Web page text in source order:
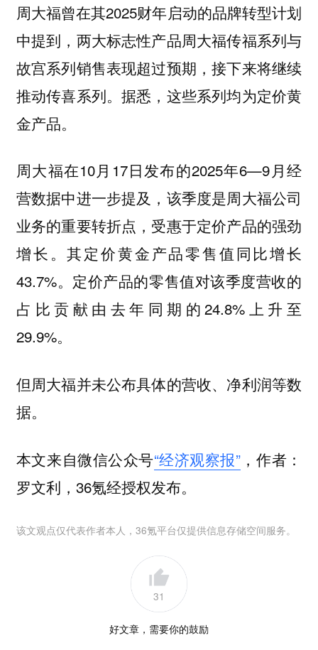
周大福曾在其2025财年启动的品牌转型计划
中提到，两大标志性产品周大福传福系列与
故宫系列销售表现超过预期，接下来将继续
推动传喜系列。据悉，这些系列均为定价黄
金产品。
周大福在10月17日发布的2025年6—9月经
营数据中进一步提及，该季度是周大福公司
业务的重要转折点，受惠于定价产品的强劲
增长。其定价黄金产品零售值同比增长
43.7%。定价产品的零售值对该季度营收的
占比贡献由去年同期的24.8%上升至
29.9%。
但周大福并未公布具体的营收、净利润等数
据。
本文来自微信公众号“经济观察报”，作者：
罗文利，36氪经授权发布。
该文观点仅代表作者本人，36氪平台仅提供信息存储空间服务。
31
好文章，需要你的鼓励